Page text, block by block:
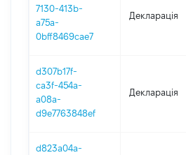
7130-413b-
a75a-
0bff8469cae7
Декларація
d307b17f-
ca3f-454a-
a08a-
d9e7763848ef
Декларація
d823a04a-